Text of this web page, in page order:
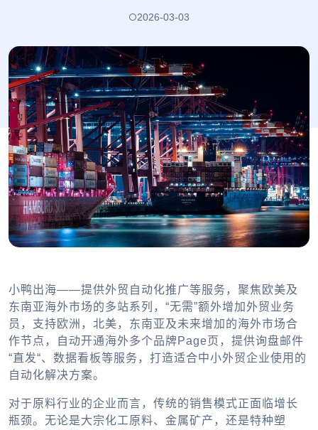
2026-03-03
小鸭出海——提供外贸自动化推广等服务，聚焦欧美及
东南亚海外市场的多站系列，“无需”额外增加外贸业务
员，支持欧洲，北美，东南亚及未来增加的海外市场合
作节点，自动开通海外多个品牌Page页，提供询盘邮件
“直发“、数据看板等服务，打造适合中小外贸企业使用的
自动化解决方案。
对于原料行业的企业而言，传统的销售模式正面临增长
瓶颈。无论是大宗化工原料、金属矿产，还是特种塑